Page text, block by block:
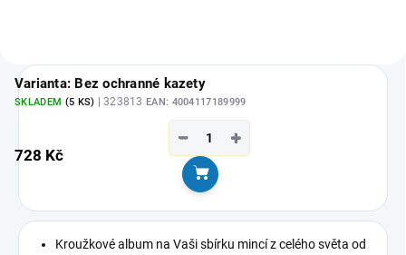
Varianta: Bez ochranné kazety
SKLADEM (5 KS) | 323813 EAN: 4004117189999
728 Kč
+
−
Do košíku
Kroužkové album na Vaši sbírku mincí z celého světa od